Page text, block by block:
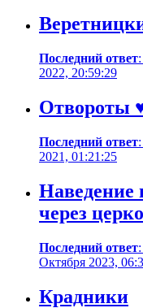
Последний ответ
2022, 20:59:29
Отвороты
Последний ответ
2021, 01:21:25
Наведение
через
Последний ответ
Октября 2023,
Крадники